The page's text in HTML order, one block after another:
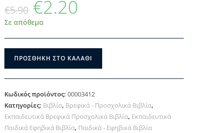
€5.90 €2.20
Σε απόθεμα
ΠΡΟΣΘΉΚΗ ΣΤΟ ΚΑΛΆΘΙ
Κωδικός προϊόντος:00003412
Κατηγορίες: Βιβλία, Βρεφικά - Προσχολικά Βιβλία,
Εκπαιδευτικά Βρεφικά Προσχολικά Βιβλία, Εκπαιδευτικά
Παιδικά Εφηβικά Βιβλία, Παιδικά - Εφηβικά Βιβλία